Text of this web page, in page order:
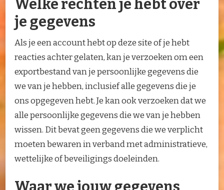
Welke rechten je hebt over
je gegevens
Als je een account hebt op deze site of je hebt
reacties achter gelaten, kan je verzoeken om een
exportbestand van je persoonlijke gegevens die
we van je hebben, inclusief alle gegevens die je
ons opgegeven hebt. Je kan ook verzoeken dat we
alle persoonlijke gegevens die we van je hebben
wissen. Dit bevat geen gegevens die we verplicht
moeten bewaren in verband met administratieve,
wettelijke of beveiligings doeleinden.